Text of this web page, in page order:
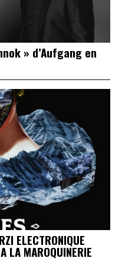
» d’Aufgang en
ELECTRONIQUE
LA MAROQUINERIE